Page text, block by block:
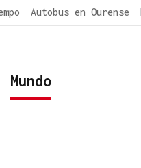
Autobus en Ourense
Mundo